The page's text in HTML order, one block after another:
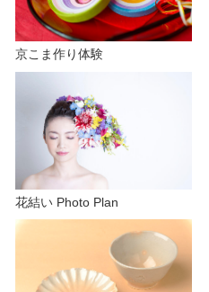
京こま作り体験
花結い Photo Plan